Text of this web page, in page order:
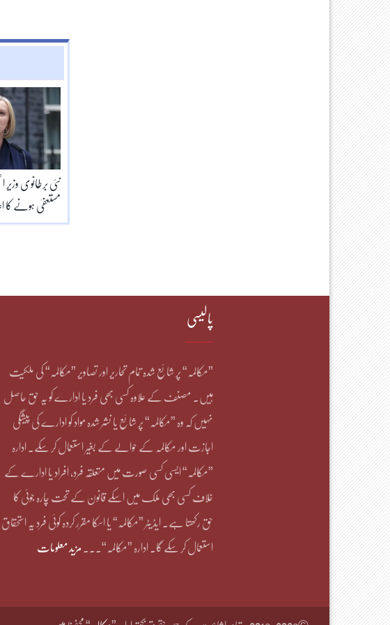
نئی برطانوی
مستعفیٰ ہونے کا
پالیسی
”مکالمہ“ پر شائع شدہ تمام تحاریر اور تصاویر ”مکالمہ“ کی ملکیت
ہیں۔ مصنف کے علاوہ کسی بھی فرد یا ادارے کو یہ حق حاصل
نہیں کہ وہ ”مکالمہ“ پر شائع یا نشر شدہ مواد کو ادارے کی پیشگی
اجازت اور مکالمہ کے حوالے کے بغیر استعمال کر سکے۔ ادارہ
”مکالمہ“ ایسی کسی صورت میں متعلقہ فرد، افراد یا ادارے کے
خلاف کسی بھی ملک میں اسکے قانون کے تحت چارہ جوئی کا
حق رکھتا ہے۔ ایڈیٹر ”مکالمہ“ یا اسکا مقرر کردہ کوئی فرد یہ استحقاق
استعمال کر سکے گا۔ ادارہ ”مکالمہ“۔۔۔ مزید معلومات